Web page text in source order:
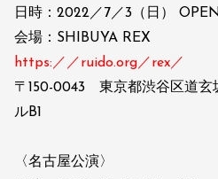
日時：2022／7／3（日）
会場：SHIBUYA REX
https:／／ruido.org／rex／
〒150-0043 東京都渋谷区道玄
ルB1
〈名古屋公演〉